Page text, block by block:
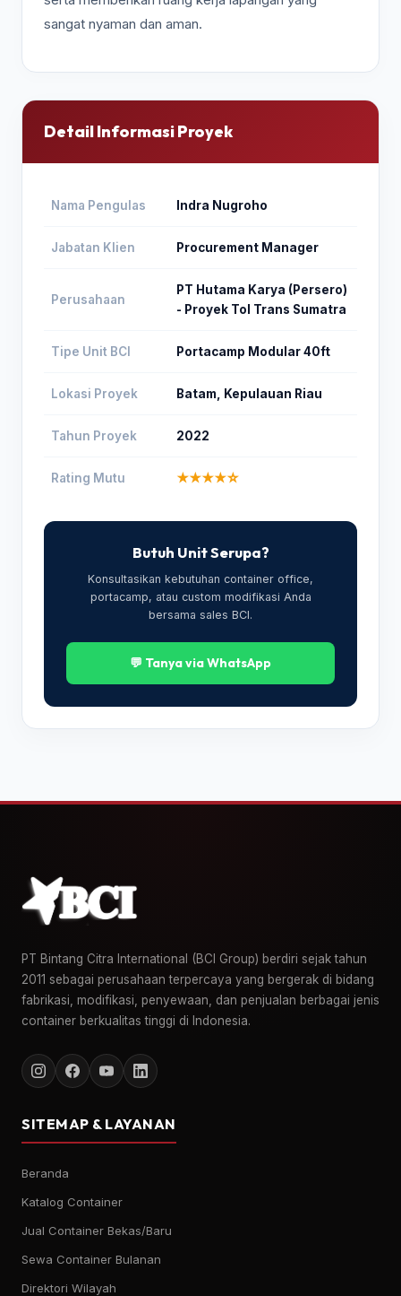
sangat nyaman dan aman.
Detail Informasi Proyek
Nama Pengulas Indra Nugroho
Jabatan Klien Procurement Manager
Perusahaan
PT Hutama Karya (Persero)
- Proyek Tol Trans Sumatra
Tipe Unit BCI Portacamp Modular 40ft
Lokasi Proyek Batam, Kepulauan Riau
Tahun Proyek 2022
Rating Mutu ★★★★☆
Butuh Unit Serupa?
Konsultasikan kebutuhan container office,
portacamp, atau custom modifikasi Anda
bersama sales BCI.
💬 Tanya via WhatsApp
PT Bintang Citra International (BCI Group) berdiri sejak tahun
2011 sebagai perusahaan terpercaya yang bergerak di bidang
fabrikasi, modifikasi, penyewaan, dan penjualan berbagai jenis
container berkualitas tinggi di Indonesia.
SITEMAP & LAYANAN
Beranda
Katalog Container
Jual Container Bekas/Baru
Sewa Container Bulanan
Direktori Wilayah